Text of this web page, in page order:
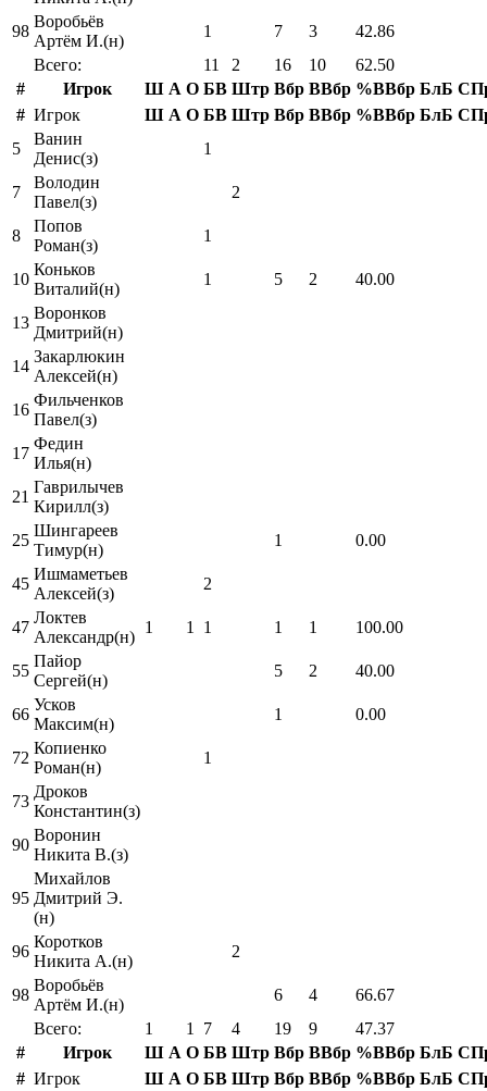
Всего: 11 2 16 10
62.50
#
Игрок Ш А О БВ Штр Вбр ВВбр %ВВбр БлБ
98
Воробьёв
Артём И.(н)
1 7 3 42.86
# Игрок Ш А О БВ Штр Вбр ВВбр %ВВбр БлБ
Всего: 1 1 7 4 19 9
47.37
#
Игрок Ш А О БВ Штр Вбр ВВбр %ВВбр БлБ
5
Ванин
Денис(з)
1
7
Володин
Павел(з)
2
8
Попов
Роман(з)
1
10
Коньков
Виталий(н)
1 5 2 40.00
13
Воронков
Дмитрий(н)
14
Закарлюкин
Алексей(н)
16
Фильченков
Павел(з)
17
Федин
Илья(н)
21
Гаврилычев
Кирилл(з)
25
Шингареев
Тимур(н)
1 0.00
45
Ишмаметьев
Алексей(з)
2
47
Локтев
Александр(н)
1 1 1 1 1 100.00
55
Пайор
Сергей(н)
5 2 40.00
66
Усков
Максим(н)
1 0.00
72
Копиенко
Роман(н)
1
73
Дроков
Константин(з)
90
Воронин
Никита В.(з)
95
Михайлов
Дмитрий Э.
(н)
96
Коротков
Никита А.(н)
2
98
Воробьёв
Артём И.(н)
6 4 66.67
# Игрок Ш А О БВ Штр Вбр ВВбр %ВВбр БлБ